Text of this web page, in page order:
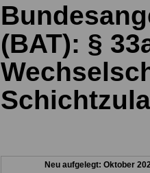
(BAT): §
Neu aufgelegt: Oktober